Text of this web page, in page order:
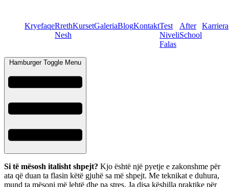
KryefaqeRreth
Nesh
KursetGaleriaBlogKontaktTest
Niveli
Falas
After
School
Karriera
Hamburger Toggle Menu
Si të mësosh italisht shpejt? Kjo është një pyetje e zakonshme për
ata që duan ta flasin këtë gjuhë sa më shpejt. Me teknikat e duhura,
mund ta mësoni më lehtë dhe pa stres. Ja disa këshilla praktike për